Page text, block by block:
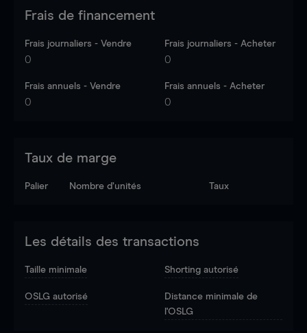
Frais de financement
Frais journaliers - Vendre
0
Frais journaliers - Acheter
0
Frais annuels - Vendre
0
Frais annuels - Acheter
0
Taux de marge
Palier Nombre d’unités Taux
Les détails des transactions
Taille minimale Shorting autorisé
OSLG autorisé
Distance minimale de
l'OSLG